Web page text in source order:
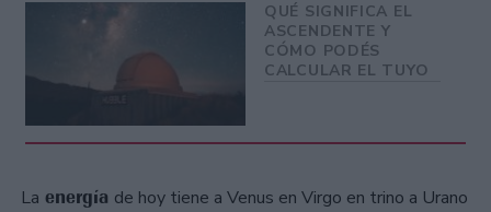
QUÉ SIGNIFICA EL
ASCENDENTE Y
CÓMO PODÉS
CALCULAR EL TUYO
La energía de hoy tiene a Venus en Virgo en trino a Urano